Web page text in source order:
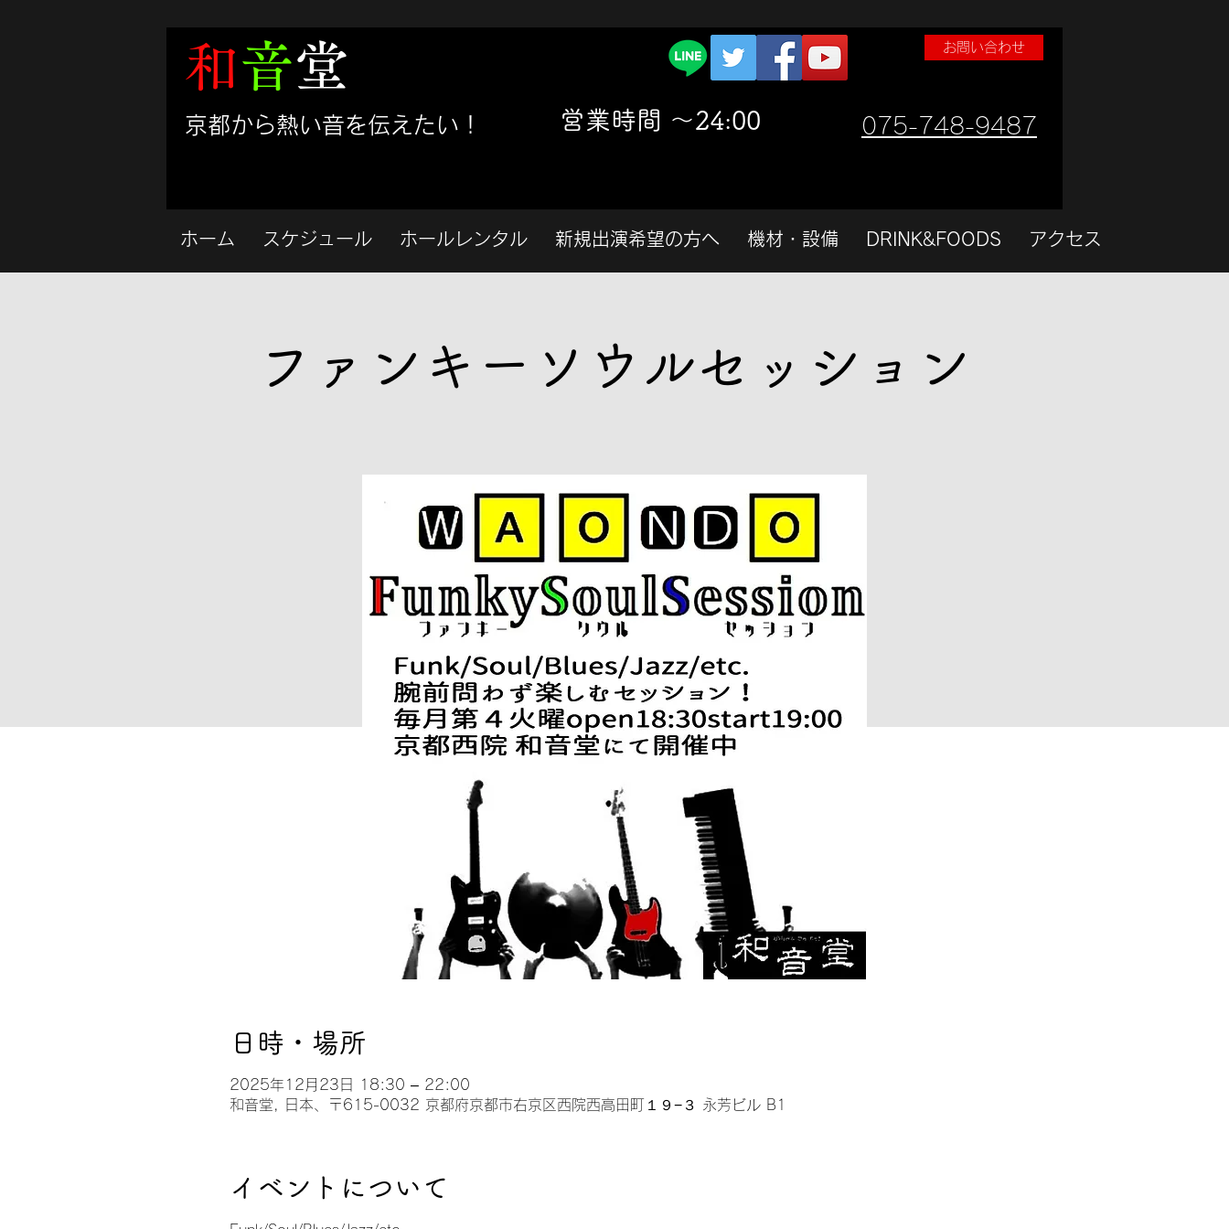
和音堂
​京都から熱い音を伝えたい！
お問い合わせ
​営業時間 〜24:00 075-748-9487
ホーム スケジュール ホールレンタル 新規出演希望の方へ 機材・設備 DRINK&FOODS アクセス
ファンキーソウルセッション
日時・場所
2025年12月23日 18:30 – 22:00
和音堂, 日本、〒615-0032 京都府京都市右京区西院西高田町１９−３ 永芳ビル B1
イベントについて